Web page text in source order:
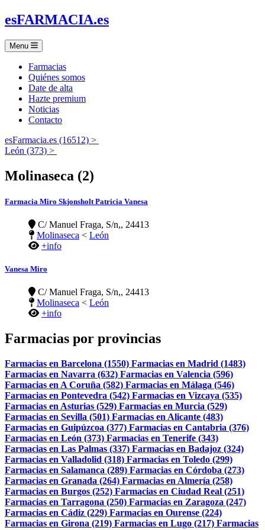
esFARMACIA.es
Menu
Farmacias
Quiénes somos
Date de alta
Hazte premium
Noticias
Contacto
esFarmacia.es (16512) >
León (373) >
Molinaseca (2)
Farmacia Miro Skjonsholt Patricia Vanesa
C/ Manuel Fraga, S/n,, 24413
Molinaseca < León
+info
Vanesa Miro
C/ Manuel Fraga, S/n,, 24413
Molinaseca < León
+info
Farmacias por provincias
Farmacias en Barcelona (1550) Farmacias en Madrid (1483)
Farmacias en Navarra (632) Farmacias en Valencia (596)
Farmacias en A Coruña (582) Farmacias en Málaga (546)
Farmacias en Pontevedra (542) Farmacias en Vizcaya (535)
Farmacias en Asturias (529) Farmacias en Murcia (529)
Farmacias en Sevilla (501) Farmacias en Alicante (483)
Farmacias en Guipúzcoa (377) Farmacias en Cantabria (376)
Farmacias en León (373) Farmacias en Tenerife (343)
Farmacias en Las Palmas (337) Farmacias en Badajoz (324)
Farmacias en Valladolid (318) Farmacias en Toledo (299)
Farmacias en Salamanca (289) Farmacias en Córdoba (273)
Farmacias en Granada (264) Farmacias en Almería (258)
Farmacias en Burgos (252) Farmacias en Ciudad Real (251)
Farmacias en Tarragona (250) Farmacias en Zaragoza (247)
Farmacias en Cádiz (229) Farmacias en Ourense (224)
Farmacias en Girona (219) Farmacias en Lugo (217) Farmacias